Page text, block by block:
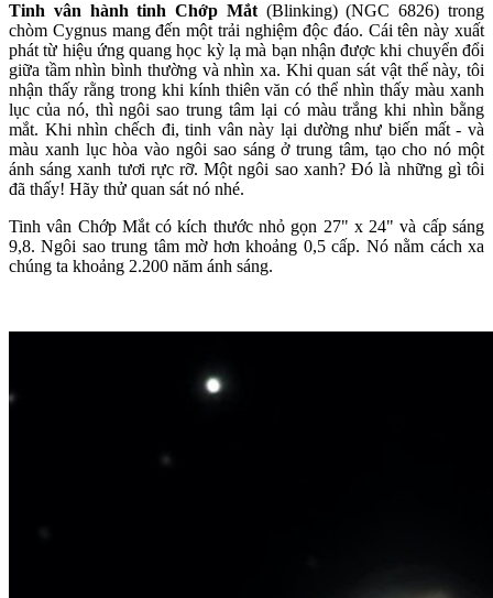
Tinh vân hành tinh Chớp Mắt(Blinking) (NGC 6826) trong
chòm Cygnus mang đến một trải nghiệm độc đáo. Cái tên này xuất
phát từ hiệu ứng quang học kỳ lạ mà bạn nhận được khi chuyển đổi
giữa tầm nhìn bình thường và nhìn xa. Khi quan sát vật thể này, tôi
nhận thấy rằng trong khi kính thiên văn có thể nhìn thấy màu xanh
lục của nó, thì ngôi sao trung tâm lại có màu trắng khi nhìn bằng
mắt. Khi nhìn chếch đi, tinh vân này lại dường như biến mất - và
màu xanh lục hòa vào ngôi sao sáng ở trung tâm, tạo cho nó một
ánh sáng xanh tươi rực rỡ. Một ngôi sao xanh? Đó là những gì tôi
đã thấy! Hãy thử quan sát nó nhé.
Tinh vân Chớp Mắt có kích thước nhỏ gọn 27" x 24" và cấp sáng
9,8. Ngôi sao trung tâm mờ hơn khoảng 0,5 cấp. Nó nằm cách xa
chúng ta khoảng 2.200 năm ánh sáng.